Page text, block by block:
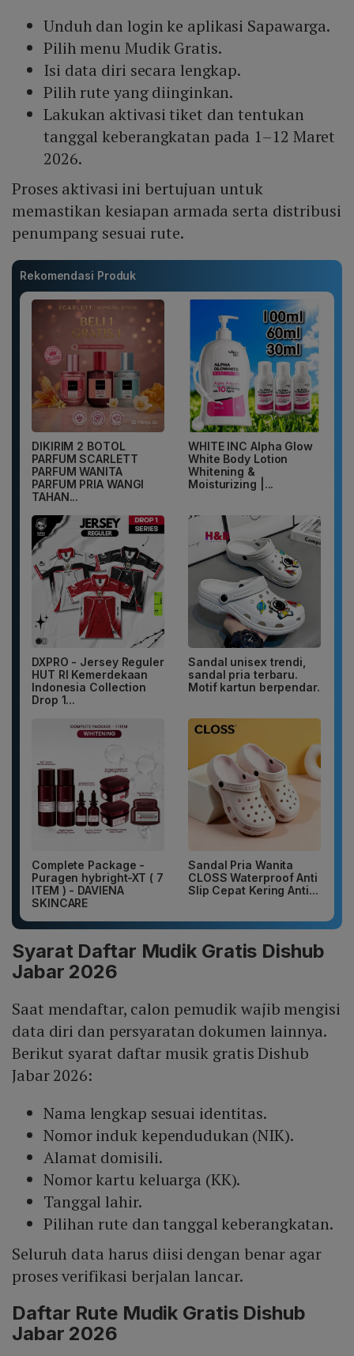
Unduh dan login ke aplikasi Sapawarga.
Pilih menu Mudik Gratis.
Isi data diri secara lengkap.
Pilih rute yang diinginkan.
Lakukan aktivasi tiket dan tentukan
tanggal keberangkatan pada 1–12 Maret
2026.
Proses aktivasi ini bertujuan untuk
memastikan kesiapan armada serta distribusi
penumpang sesuai rute.
Rekomendasi Produk
DIKIRIM 2 BOTOL
PARFUM SCARLETT
PARFUM WANITA
PARFUM PRIA WANGI
TAHAN...
WHITE INC Alpha Glow
White Body Lotion
Whitening &
Moisturizing |...
DXPRO - Jersey Reguler
HUT RI Kemerdekaan
Indonesia Collection
Drop 1...
Sandal unisex trendi,
sandal pria terbaru.
Motif kartun berpendar.
Complete Package -
Puragen hybright-XT ( 7
ITEM ) - DAVIENA
SKINCARE
Sandal Pria Wanita
CLOSS Waterproof Anti
Slip Cepat Kering Anti...
Syarat Daftar Mudik Gratis Dishub
Jabar 2026
Saat mendaftar, calon pemudik wajib mengisi
data diri dan persyaratan dokumen lainnya.
Berikut syarat daftar musik gratis Dishub
Jabar 2026:
Nama lengkap sesuai identitas.
Nomor induk kependudukan (NIK).
Alamat domisili.
Nomor kartu keluarga (KK).
Tanggal lahir.
Pilihan rute dan tanggal keberangkatan.
Seluruh data harus diisi dengan benar agar
proses verifikasi berjalan lancar.
Daftar Rute Mudik Gratis Dishub
Jabar 2026